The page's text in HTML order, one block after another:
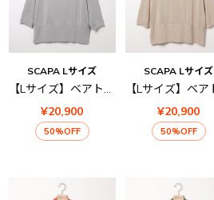
SCAPA Lサイズ
【Lサイズ】ベアトリスニットプルオーバー
¥20,900
50%OFF
SCAPA Lサイズ
¥20,900
50%OFF